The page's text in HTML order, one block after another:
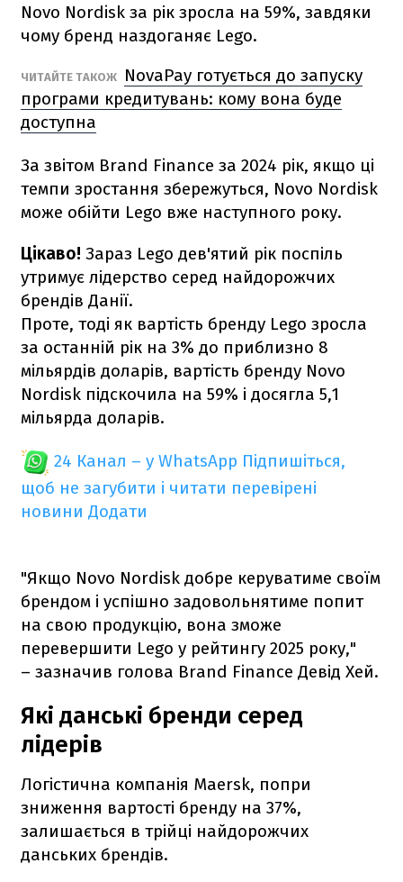
Novo Nordisk за рік зросла на 59%, завдяки
чому бренд наздоганяє Lego.
ЧИТАЙТЕ ТАКОЖ
NovaPay готується до запуску
програми кредитувань: кому вона буде
доступна
За звітом Brand Finance за 2024 рік, якщо ці
темпи зростання збережуться, Novo Nordisk
може обійти Lego вже наступного року.
Цікаво! Зараз Lego дев'ятий рік поспіль
утримує лідерство серед найдорожчих
брендів Данії.
Проте, тоді як вартість бренду Lego зросла
за останній рік на 3% до приблизно 8
мільярдів доларів, вартість бренду Novo
Nordisk підскочила на 59% і досягла 5,1
мільярда доларів.
24 Канал – у WhatsApp Підпишіться,
щоб не загубити і читати перевірені
новини Додати
"Якщо Novo Nordisk добре керуватиме своїм
брендом і успішно задовольнятиме попит
на свою продукцію, вона зможе
перевершити Lego у рейтингу 2025 року,"
– зазначив голова Brand Finance Девід Хей.
Які данські бренди серед
лідерів
Логістична компанія Maersk, попри
зниження вартості бренду на 37%,
залишається в трійці найдорожчих
данських брендів.